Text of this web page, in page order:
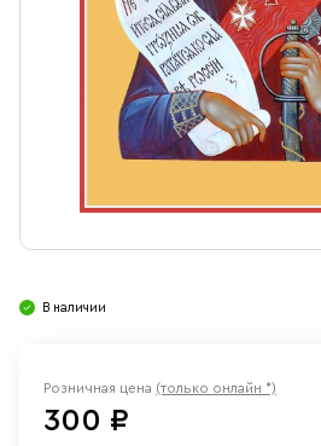
Ювелирные изделия
В наличии
Розничная цена (только онлайн *)
300 ₽